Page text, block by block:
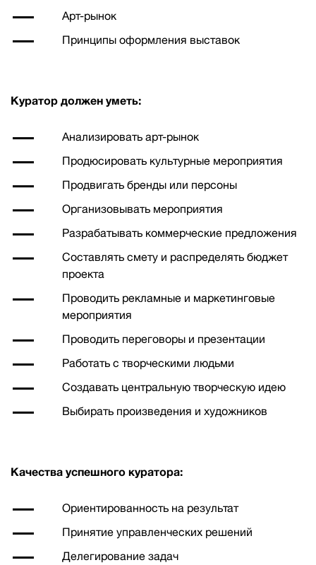
Арт-рынок
Принципы оформления выставок
Куратор должен уметь:
Анализировать арт-рынок
Продюсировать культурные мероприятия
Продвигать бренды или персоны
Организовывать мероприятия
Разрабатывать коммерческие предложения
Составлять смету и распределять бюджет
проекта
Проводить рекламные и маркетинговые
мероприятия
Проводить переговоры и презентации
Работать с творческими людьми
Создавать центральную творческую идею
Выбирать произведения и художников
Качества успешного куратора:
Ориентированность на результат
Принятие управленческих решений
Делегирование задач